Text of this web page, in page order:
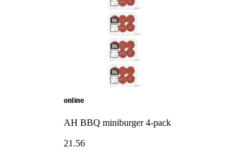
online
AH BBQ miniburger 4-pack
21 .56